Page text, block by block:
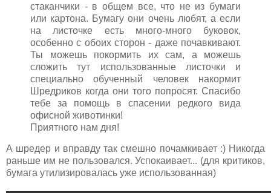
стаканчики - в общем все, что не из бумаги
или картона. Бумагу они очень любят, а если
на листочке есть много-много буковок,
особенно с обоих сторон - даже почавкивают.
Ты можешь покормить их сам, а можешь
сложить тут использованные листочки и
специально обученный человек накормит
Шредриков когда они того попросят. Спасибо
тебе за помощь в спасении редкого вида
офисной животинки!
Приятного нам дня!
А шредер и вправду так смешно почамкивает :) Никогда
раньше им не пользовался. Успокаивает... (для критиков,
бумага утилизировалась уже использованная)